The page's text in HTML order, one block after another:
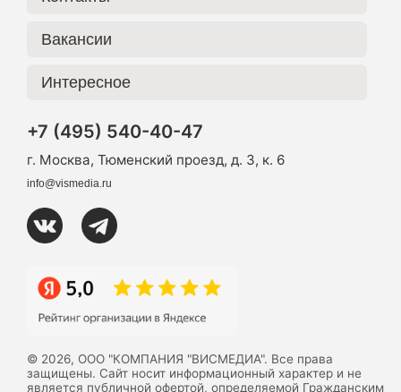
Вакансии
Интересное
+7 (495) 540-40-47
г. Москва, Тюменский проезд, д. 3, к. 6
info@vismedia.ru
© 2026, ООО "КОМПАНИЯ "ВИСМЕДИА". Все права
защищены. Сайт носит информационный характер и не
является публичной офертой, определяемой Гражданским